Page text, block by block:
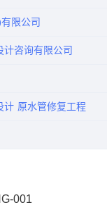
限公司
咨询有限公司
计 原水管修复工程
001